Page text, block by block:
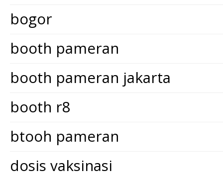
bogor
booth pameran
booth pameran jakarta
booth r8
btooh pameran
dosis vaksinasi